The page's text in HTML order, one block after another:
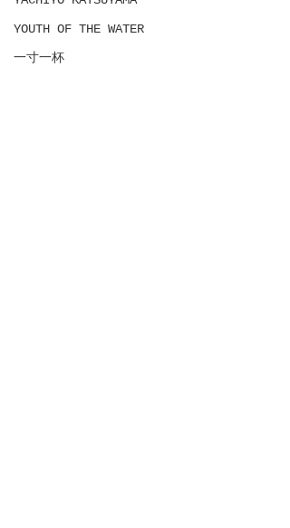
YOUTH OF THE WATER
一寸一杯